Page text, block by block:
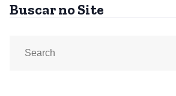
Buscar no Site